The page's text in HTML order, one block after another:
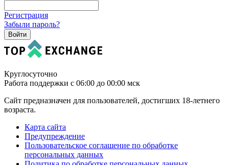
Регистрация
Забыли пароль?
Круглосуточно
Работа поддержки с 06:00 до 00:00 мск
Сайт предназначен для пользователей, достигших 18-летнего
возраста.
Карта сайта
Предупреждение
Пользовательское соглашение по обработке
персональных данных